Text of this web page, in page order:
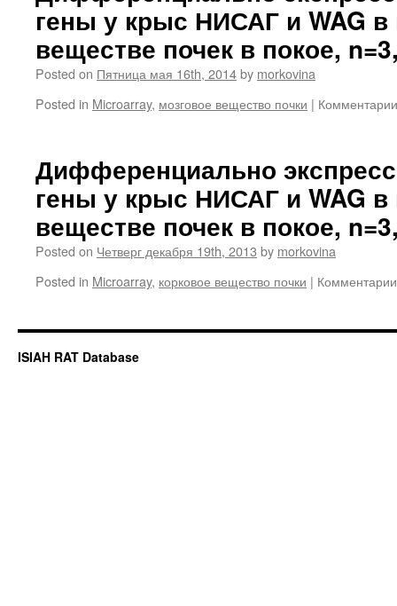
гены у крыс НИСАГ и WAG
веществе почек в покое,
Posted on Пятница мая 16th, 2014by morkovina
Posted in Microarray, мозговое вещество почки | Комментарии
Дифференциально
гены у крыс НИСАГ и WAG в
веществе почек в покое,
Posted on Четверг декабря 19th, 2013 by morkovina
Posted in Microarray, корковое вещество почки | Комментарии
ISIAH RAT Database